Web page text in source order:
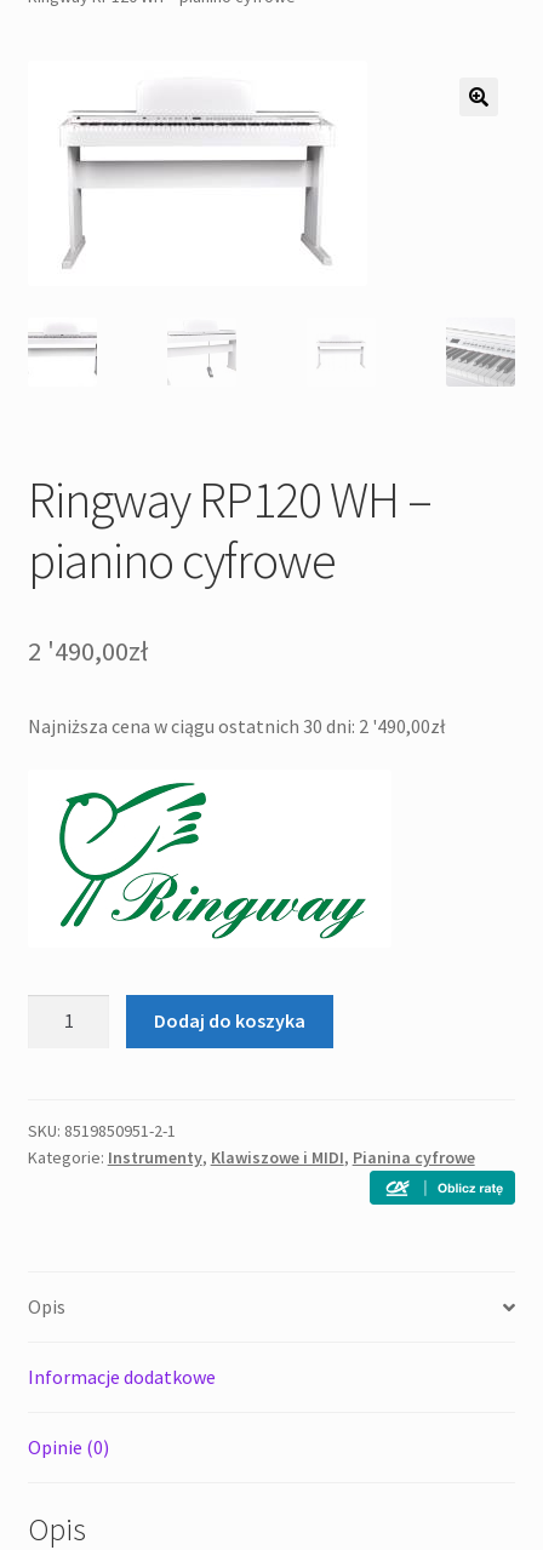
Pozostałe
Ringway RP120 WH –
pianino cyfrowe
2 '490,00zł
Najniższa cena w ciągu ostatnich 30 dni: 2 '490,00zł
-
pianino
Dodaj do koszyka
SKU: 8519850951-2-1
Kategorie: Instrumenty, Klawiszowe i MIDI, Pianina cyfrowe
Opis
Informacje dodatkowe
Opinie (0)
Opis